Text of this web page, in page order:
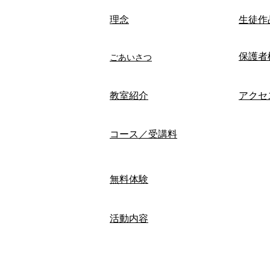
​理念
ごあいさつ
​教室紹介
生徒作
保護者
アク
コース／受講料
無料体験
活動内容